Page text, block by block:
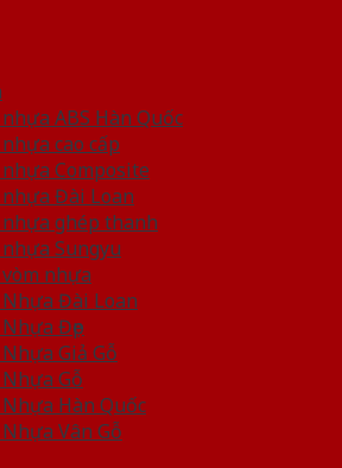
ABS Hàn Quốc
cao cấp
Composite
Đài Loan
ghép thanh
Sungyu
nhựa
Đài Loan
Đẹp
Giả Gỗ
Gỗ
Hàn Quốc
Vân Gỗ